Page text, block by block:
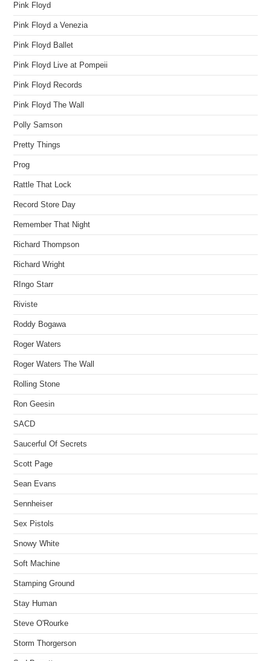
Pink Floyd
Pink Floyd a Venezia
Pink Floyd Ballet
Pink Floyd Live at Pompeii
Pink Floyd Records
Pink Floyd The Wall
Polly Samson
Pretty Things
Prog
Rattle That Lock
Record Store Day
Remember That Night
Richard Thompson
Richard Wright
RIngo Starr
Riviste
Roddy Bogawa
Roger Waters
Roger Waters The Wall
Rolling Stone
Ron Geesin
SACD
Saucerful Of Secrets
Scott Page
Sean Evans
Sennheiser
Sex Pistols
Snowy White
Soft Machine
Stamping Ground
Stay Human
Steve O'Rourke
Storm Thorgerson